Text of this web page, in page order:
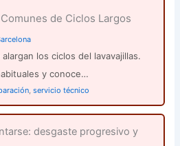
de Ciclos Largos
los ciclos del lavavajillas.
y conoce…
,servicio técnico